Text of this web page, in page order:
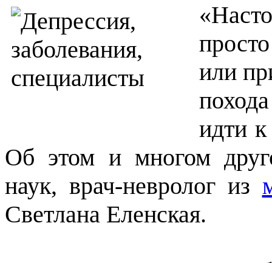
или
идти
Об этом и многом
наук, врач-невролог из
Светлана Еленская.